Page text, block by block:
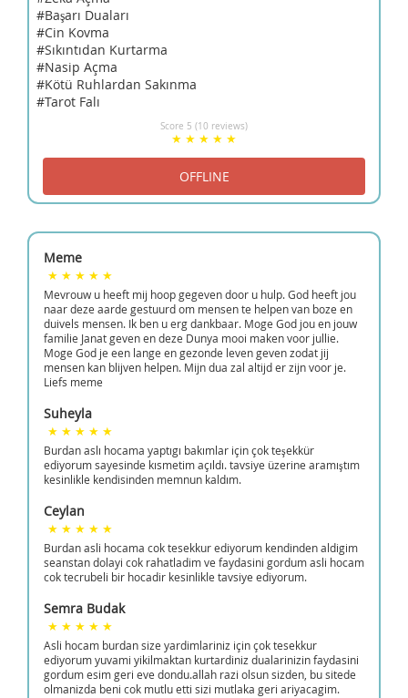
#Başarı Duaları
#Cin Kovma
#Sıkıntıdan Kurtarma
#Nasip Açma
#Kötü Ruhlardan Sakınma
#Tarot Falı
Score 5 (10 reviews)
Meme
Mevrouw u heeft mij hoop gegeven door u hulp. God heeft jou
naar deze aarde gestuurd om mensen te helpen van boze en
duivels mensen. Ik ben u erg dankbaar. Moge God jou en jouw
familie Janat geven en deze Dunya mooi maken voor jullie.
Moge God je een lange en gezonde leven geven zodat jij
mensen kan blijven helpen. Mijn dua zal altijd er zijn voor je.
Liefs meme
Suheyla
Burdan aslı hocama yaptıgı bakımlar için çok teşekkür
ediyorum sayesinde kısmetim açıldı. tavsiye üzerine aramıştım
kesinlikle kendisinden memnun kaldım.
Ceylan
Burdan asli hocama cok tesekkur ediyorum kendinden aldigim
seanstan dolayi cok rahatladim ve faydasini gordum asli hocam
cok tecrubeli bir hocadir kesinlikle tavsiye ediyorum.
Semra Budak
Asli hocam burdan size yardimlariniz için çok tesekkur
ediyorum yuvami yikilmaktan kurtardiniz dualarinizin faydasini
gordum esim geri eve dondu.allah razi olsun sizden, bu sitede
olmanizda beni cok mutlu etti sizi mutlaka geri ariyacagim.